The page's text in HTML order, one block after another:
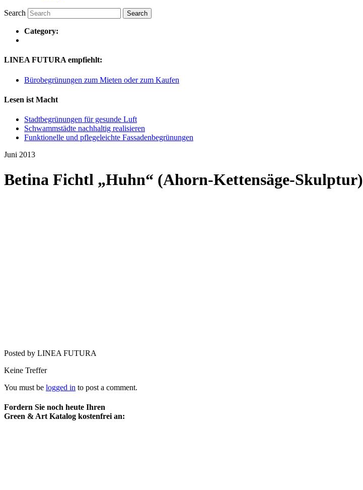
Search
Category:
LINEA FUTURA empfiehlt:
Bürobegrünungen zum Mieten oder zum Kaufen
Lesen ist Macht
Stadtbegrünungen für gesunde Luft
Schwammstädte nachhaltig realisieren
Funktionelle und pflegeleichte Fassadenbegrünungen
Juni 2013
Betina Fichtl „Huhn“ (Ahorn-Kettensäge-Skulptur)
Posted by LINEA FUTURA
Keine Treffer
You must be logged in to post a comment.
Fordern Sie noch heute Ihren
Green & Art Katalog kostenfrei an: